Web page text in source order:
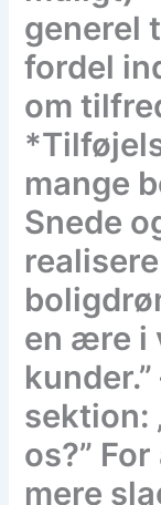
generel
fordel
om
mange
Snede
en ære i
sektion:
os?”
mere